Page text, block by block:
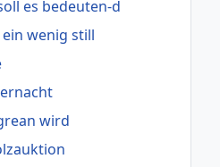
es bedeuten-d
wenig still
wird